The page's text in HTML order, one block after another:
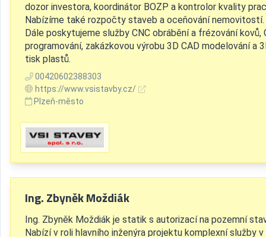
dozor investora, koordinátor BOZP a kontrolor kvality
Nabízíme také rozpočty staveb a oceňování nemovitostí.
Dále poskytujeme služby CNC obrábění a frézování kovů,
programování, zakázkovou výrobu 3D CAD modelování a
tisk plastů.
00420602388303
https://www.vsistavby.cz/
Plzeň-město
Ing. Zbyněk Moždiák
Ing. Zbyněk Moždiák je statik s autorizací na pozemní
Nabízí v roli hlavního inženýra projektu komplexní služby v